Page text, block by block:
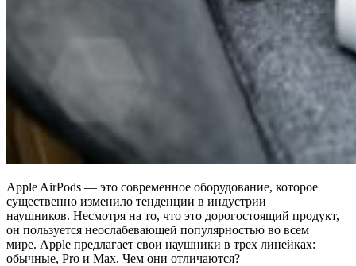
Apple AirPods — это современное оборудование, которое
существенно изменило тенденции в индустрии
наушников. Несмотря на то, что это дорогостоящий продукт,
он пользуется неослабевающей популярностью во всем
мире. Apple предлагает свои наушники в трех линейках:
обычные, Pro и Max. Чем они отличаются?